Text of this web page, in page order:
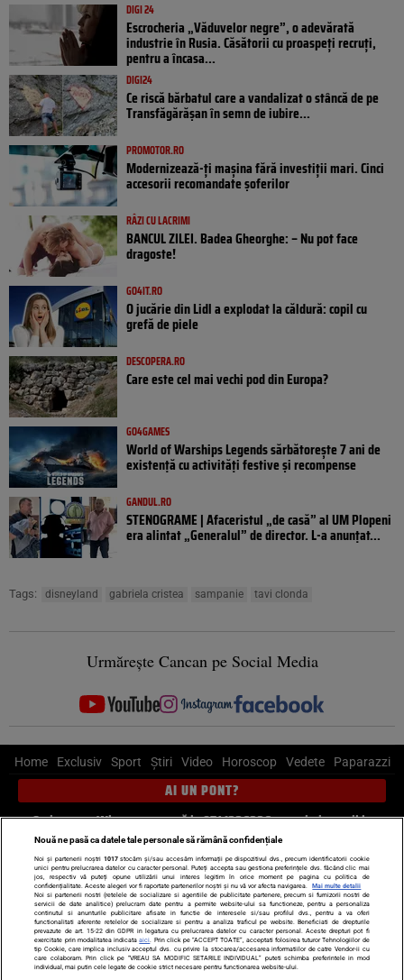
DIGI 24
Escrocheria „Văduvelor negre”, o adevărată
industrie în Rusia. Căsătorii cu proaspeți recruți,
pentru a încasa...
DIGI24
Ce riscă bărbatul care a vandalizat o stâncă de pe
Transfăgărășan în semn de iubire...
PROMOTOR.RO
Modernizează-ți mașina fără investiții mari. Cinci
accesorii recomandate șoferilor
RÂZI CU LACRIMI
BANCUL ZILEI. Badea Gheorghe: – Nu pot face
dragoste!
GO4IT.RO
O jucărie din Lidl a explodat la căldură: copil cu
grefă de piele
DESCOPERA.RO
Care este cel mai vechi pod din Europa?
GO4GAMES
World of Warships Legends sărbătorește 7 ani de
existență cu activități festive și recompense
GANDUL.RO
STENOGRAME | Afaceristul „de casă” al UM Plopeni
era alintat „Generalul” de director. L-a anunțat...
Tags: disneyland gabriela cristea sampanie tavi clonda
Urmărește Cancan pe Social Media
Home Exclusiv Sport Știri Video Horoscop Vedete Paparazzi
AI UN PONT?
Scrie-ne pe Whatsapp, sună la 0741226226 sau trimite mail la
pont@cancan.ro
Știri interne Știri externe
Politică
Ultimele stiri
Diete Insula Iubirii Dictionar de vise
LIFE STYLE
Horoscop
Echipa editorială
Termeni si condiții
Politica de confidențialitate
Nouă ne pasă ca datele tale personale să rămână confidențiale
Noi și partenerii noștri 1017stocăm și/sau accesăm informații pe dispozitivul dvs., precum identificatorii cookie
unici pentru prelucrarea datelor cu caracter personal. Puteți accepta sau gestiona preferințele dvs. făcând clic mai
jos, respectiv vă puteți opune utilizării unui interes legitim în orice moment pe pagina cu politica de
confidențialitate. Aceste alegeri vor fi raportate partenerilor noștri și nu vă vor afecta navigarea.
Mai multe detalii
Noi si partenerii nostri (retelele de socializare si agentiile de publicitate partenere, precum si furnizorii nostri de
servicii de date analitice) prelucram date pentru a permite website-ului sa functioneze, pentru a personaliza
continutul si anunturile publicitare afisate in functie de interesele si/sau profilul dvs., pentru a va oferi
functionalitati aferente retelelor de socializare si pentru a analiza traficul pe website. Beneficiati de drepturile
prevazute de art. 15-22 din GDPR in legatura cu prelucrarea datelor cu caracter personal. Aceste drepturi pot fi
exercitate prin modalitatea indicataaici . Prin click pe “ACCEPT TOATE”, acceptati folosirea tuturor Tehnologiilor de
tip Cookie, care implica inclusiv acceptul dvs. cu privire la stocarea/accesarea informatiilor de catre Vendor-ii cu
care colaboram. Prin click pe “VREAU SA MODIFIC SETARILE INDIVIDUAL” puteti schimba preferintele in mod
individual, mai putin cele legate de cookie strict necesare pentru functionarea website-ului.